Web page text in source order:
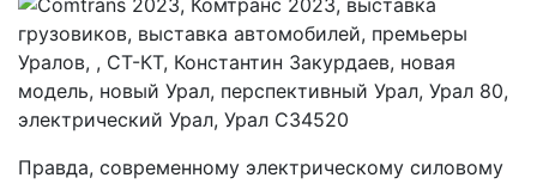
Правда, современному электрическому силовому